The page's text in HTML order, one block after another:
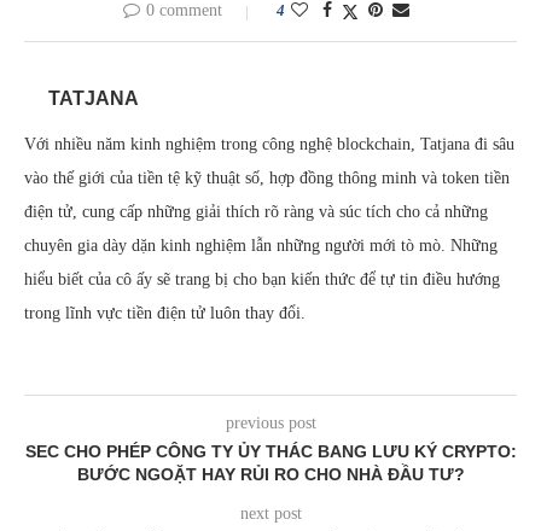
0 comment 4
TATJANA
Với nhiều năm kinh nghiệm trong công nghệ blockchain, Tatjana đi sâu
vào thế giới của tiền tệ kỹ thuật số, hợp đồng thông minh và token tiền
điện tử, cung cấp những giải thích rõ ràng và súc tích cho cả những
chuyên gia dày dặn kinh nghiệm lẫn những người mới tò mò. Những
hiểu biết của cô ấy sẽ trang bị cho bạn kiến thức để tự tin điều hướng
trong lĩnh vực tiền điện tử luôn thay đổi.
previous post
SEC CHO PHÉP CÔNG TY ỦY THÁC BANG LƯU KÝ CRYPTO:
BƯỚC NGOẶT HAY RỦI RO CHO NHÀ ĐẦU TƯ?
next post